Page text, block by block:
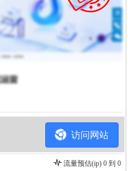
访问网站
流量预估(ip) 0 到 0